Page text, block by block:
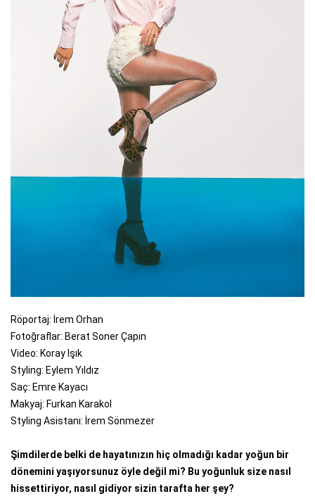
Röportaj: İrem Orhan
Fotoğraflar: Berat Soner Çapın
Video: Koray Işık
Styling: Eylem Yıldız
Saç: Emre Kayacı
Makyaj: Furkan Karakol
Styling Asistanı: İrem Sönmezer
Şimdilerde belki de hayatınızın hiç olmadığı kadar yoğun bir
dönemini yaşıyorsunuz öyle değil mi? Bu yoğunluk size nasıl
hissettiriyor, nasıl gidiyor sizin tarafta her şey?